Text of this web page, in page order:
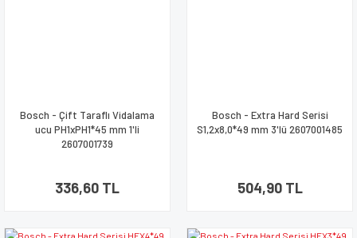
Bosch - Çift Taraflı Vidalama
ucu PH1xPH1*45 mm 1'li
2607001739
336,60 TL
Bosch - Extra Hard Serisi
S1,2x8,0*49 mm 3'lü 2607001485
504,90 TL